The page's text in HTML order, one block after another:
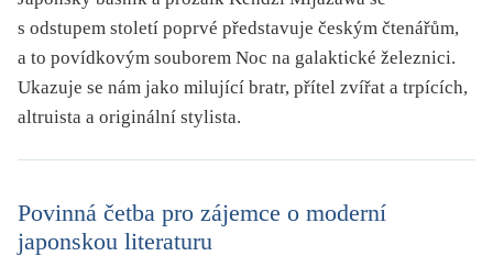
s odstupem století poprvé představuje českým čtenářům,
a to povídkovým souborem Noc na galaktické železnici.
Ukazuje se nám jako milující bratr, přítel zvířat a trpících,
altruista a originální stylista.
Povinná četba pro zájemce o moderní
japonskou literaturu